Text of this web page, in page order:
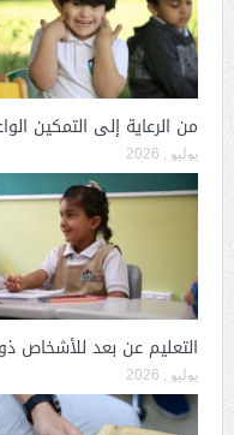
من الرعاية إلى التمكين
يوليو , 2026
التعليم عن بعد للأشخاص
يوليو , 2026